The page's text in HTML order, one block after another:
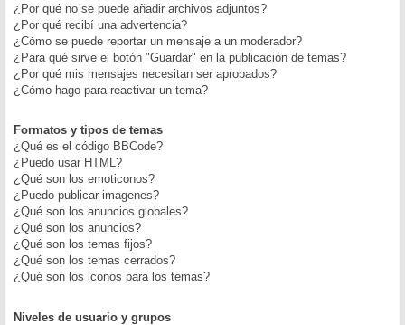
¿Por qué no se puede añadir archivos adjuntos?
¿Por qué recibí una advertencia?
¿Cómo se puede reportar un mensaje a un moderador?
¿Para qué sirve el botón "Guardar" en la publicación de temas?
¿Por qué mis mensajes necesitan ser aprobados?
¿Cómo hago para reactivar un tema?
Formatos y tipos de temas
¿Qué es el código BBCode?
¿Puedo usar HTML?
¿Qué son los emoticonos?
¿Puedo publicar imagenes?
¿Qué son los anuncios globales?
¿Qué son los anuncios?
¿Qué son los temas fijos?
¿Qué son los temas cerrados?
¿Qué son los iconos para los temas?
Niveles de usuario y grupos